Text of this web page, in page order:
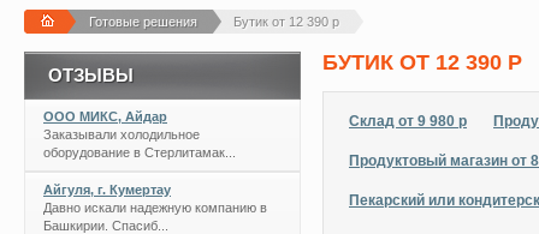
Готовые решения Бутик от 12 390 р
БУТИК ОТ 12 390 Р
Склад от 9 980 р
Продуктовый магазин от
Пекарский или
ОТЗЫВЫ
ООО МИКС, Айдар
Заказывали холодильное
оборудование в Стерлитамак...
Айгуля, г. Кумертау
Давно искали надежную компанию в
Башкирии. Спасиб...